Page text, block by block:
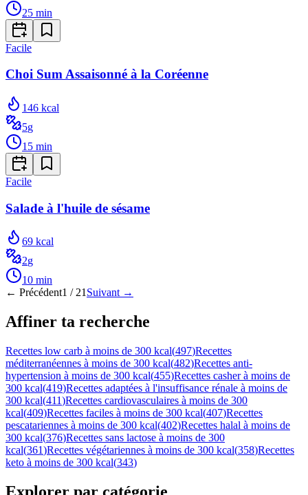
25 min
Facile
Choi Sum Assaisonné à la Coréenne
146 kcal
5g
15 min
Facile
Salade à l'huile de sésame
69 kcal
2g
10 min
← Précédent1 / 21 Suivant →
Affiner ta recherche
Recettes low carb à moins de 300 kcal(497)Recettes
méditerranéennes à moins de 300 kcal(482)Recettes anti-
hypertension à moins de 300 kcal(455)Recettes casher à moins de
300 kcal(419)Recettes adaptées à l'insuffisance rénale à moins de
300 kcal(411)Recettes cardiovasculaires à moins de 300
kcal(409)Recettes faciles à moins de 300 kcal(407)Recettes
pescatariennes à moins de 300 kcal(402)Recettes halal à moins de
300 kcal(376)Recettes sans lactose à moins de 300
kcal(361)Recettes végétariennes à moins de 300 kcal(358)Recettes
keto à moins de 300 kcal(343)